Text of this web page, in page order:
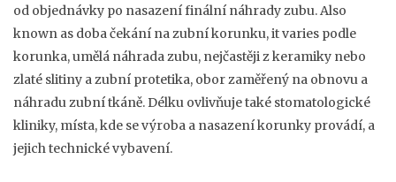
od objednávky po nasazení finální náhrady zubu. Also
known as doba čekání na zubní korunku, it varies podle
korunka,umělá náhrada zubu, nejčastěji z keramiky nebo
zlaté slitiny azubní protetika, obor zaměřený na obnovu a
náhradu zubní tkáně. Délku ovlivňuje také stomatologické
kliniky, místa, kde se výroba a nasazení korunky provádí, a
jejich technické vybavení.